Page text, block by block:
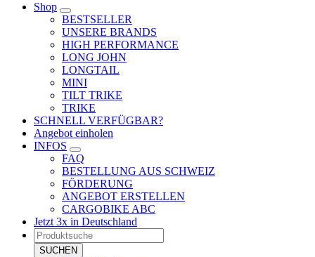
Shop
BESTSELLER
UNSERE BRANDS
HIGH PERFORMANCE
LONG JOHN
LONGTAIL
MINI
TILT TRIKE
TRIKE
SCHNELL VERFÜGBAR?
Angebot einholen
INFOS
FAQ
BESTELLUNG AUS SCHWEIZ
FÖRDERUNG
ANGEBOT ERSTELLEN
CARGOBIKE ABC
Jetzt 3x in Deutschland
Products
search
SUCHEN